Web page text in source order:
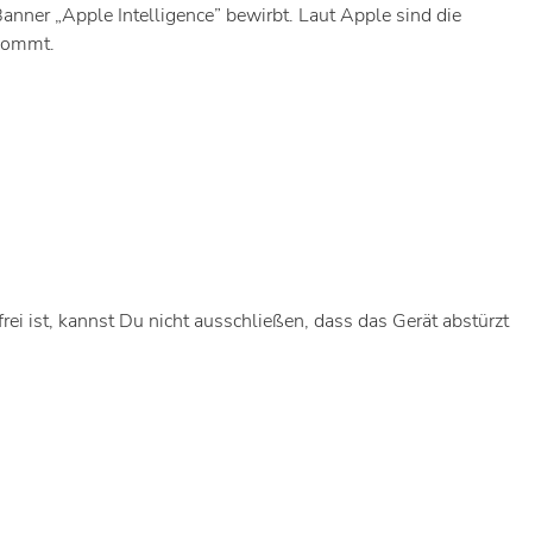
„Apple Intelligence” bewirbt. Laut Apple sind die
ist, kannst Du nicht ausschließen, dass das Gerät abstürzt